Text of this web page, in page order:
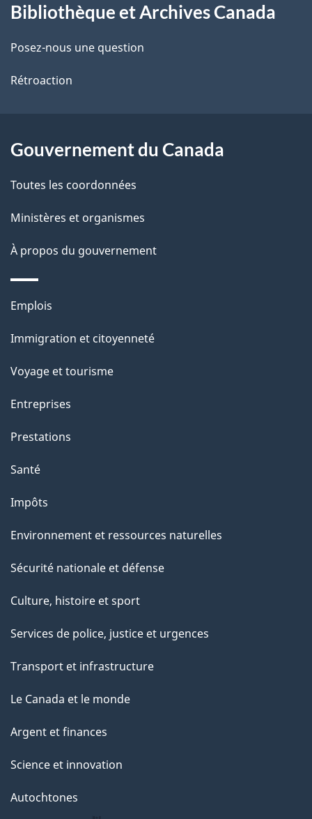
i
l
s
e
p
a
propos
de
ce
Bibliothèque et Archives Canada
Posez-nous une question
Rétroaction
Gouvernement du Canada
Toutes les coordonnées
Ministères et organismes
À propos du gouvernement
Thèmes
sujets
Emplois
Immigration et citoyenneté
Voyage et tourisme
Entreprises
Prestations
Santé
Impôts
Environnement et ressources naturelles
Sécurité nationale et défense
Culture, histoire et sport
Services de police, justice et urgences
Transport et infrastructure
Le Canada et le monde
Argent et finances
Science et innovation
Autochtones